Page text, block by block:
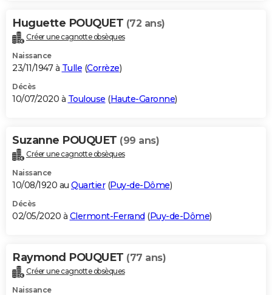
Huguette POUQUET (72 ans)
Créer une cagnotte obsèques
Naissance
23/11/1947 à Tulle (Corrèze)
Décès
10/07/2020 à Toulouse (Haute-Garonne)
Suzanne POUQUET (99 ans)
Créer une cagnotte obsèques
Naissance
10/08/1920 au Quartier(Puy-de-Dôme)
Décès
02/05/2020 à Clermont-Ferrand (Puy-de-Dôme)
Raymond POUQUET (77 ans)
Créer une cagnotte obsèques
Naissance